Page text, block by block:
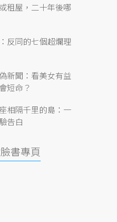
租屋，二十年後哪
反同的七個超爛理
新聞：看美女有益
短命？
相隔千里的島：一
告白
書專頁